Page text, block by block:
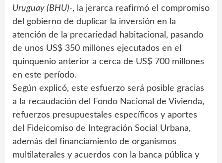
Uruguay (BHU)-, la jerarca reafirmó el compromiso
del gobierno de duplicar la inversión en la
atención de la precariedad habitacional, pasando
de unos US$ 350 millones ejecutados en el
quinquenio anterior a cerca de US$ 700 millones
en este período.
Según explicó, este esfuerzo será posible gracias
a la recaudación del Fondo Nacional de Vivienda,
refuerzos presupuestales específicos y aportes
del Fideicomiso de Integración Social Urbana,
además del financiamiento de organismos
multilaterales y acuerdos con la banca pública y